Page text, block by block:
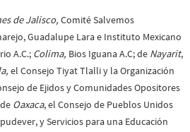
de Jalisco, Comité Salvemos
Guadalupe Lara e Instituto Mexicano
A.C.; Colima, Bios Iguana A.C; de Nayarit,
el Consejo Tiyat Tlalli y la Organización
de Ejidos y Comunidades Opositores
Oaxaca, el Consejo de Pueblos Unidos
y Servicios para una Educación